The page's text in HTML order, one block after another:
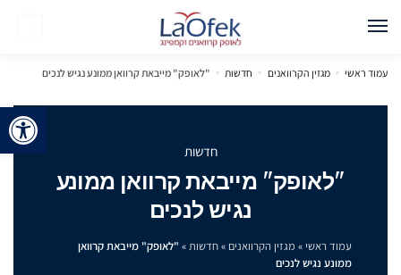
עמוד ראשי » מגזין הקרוואנים » חדשות » "לאופק" מייבאת קרוואן ממונע נגיש לנכים
חדשות
"לאופק" מייבאת קרוואן ממונע
נגיש לנכים
עמוד ראשי» מגזין הקרוואנים »חדשות» "לאופק" מייבאת קרוואן
ממונע נגיש לנכים